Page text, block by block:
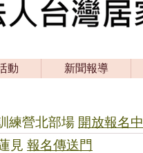
動 新聞報導
練營北部場 開放報名中
見 報名傳送門